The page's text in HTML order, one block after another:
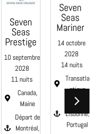
Seven
Seas
Prestige
10 septembre
2028
11 nuits
Canada,
Maine
Départ de
Montréal,
Seven
Seas
Mariner
14 octobre
2028
14 nuits
Transatla
ntique
Départ de
Lisbonne,
Portugal